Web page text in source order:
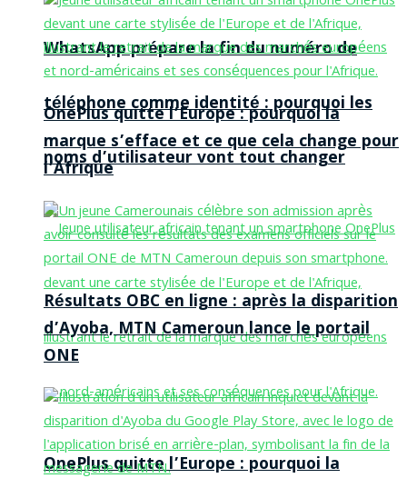
WhatsApp prépare la fin du numéro de
téléphone comme identité : pourquoi les
noms d’utilisateur vont tout changer
OnePlus quitte l’Europe : pourquoi la
OnePlus quitte l’Europe : pourquoi la
marque s’efface et ce que cela change pour
l’Afrique
Résultats OBC en ligne : après la disparition
d’Ayoba, MTN Cameroun lance le portail
ONE